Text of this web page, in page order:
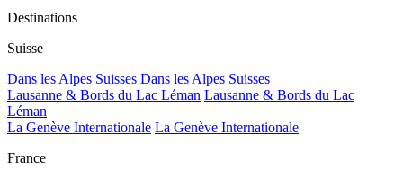
Destinations
Suisse
Dans les Alpes Suisses Dans les Alpes Suisses
Lausanne & Bords du Lac Léman Lausanne & Bords du Lac
Léman
La Genève Internationale La Genève Internationale
France